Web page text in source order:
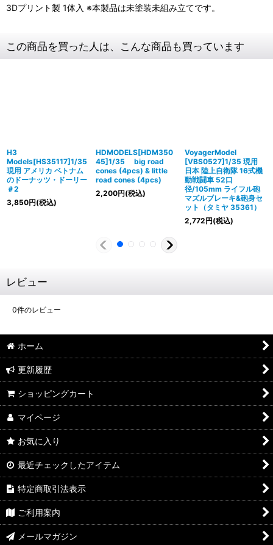
3Dプリント製 1体入 ※本製品は未塗装未組み立てです。
この商品を買った人は、こんな商品も買っています
H3
Models[HS35117]1/35
現用 アメリカ ベトナム
のドーナッツ・ドーリー
＃2
3,850円(税込)
HDMODELS[HDM350
45]1/35 big road
cones (4pcs) & little
road cones (4pcs)
2,200円(税込)
VoyagerModel
[VBS0527]1/35 現用
日本 陸上自衛隊 16式機
動戦闘車 52口
径/105mm ライフル砲
マズルブレーキ&砲身セ
ット（タミヤ 35361）
2,772円(税込)
レビュー
0件のレビュー
ホーム
更新履歴
ショッピングカート
マイページ
お気に入り
最近チェックしたアイテム
特定商取引法表示
ご利用案内
メールマガジン